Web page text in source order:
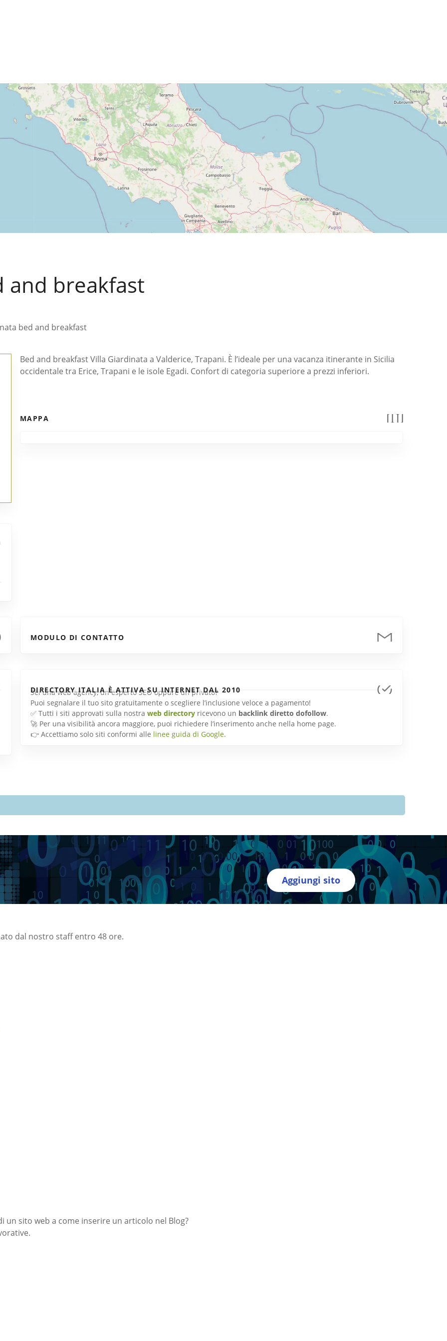
and breakfast
bed and breakfast
Bed and breakfast Villa Giardinata a Valderice, Trapani. È l’ideale per una vacanza itinerante in Sicilia
occidentale tra Erice, Trapani e le isole Egadi. Confort di categoria superiore a prezzi inferiori.
MAPPA
MODULO DI CONTATTO
DIRECTORY ITALIA È ATTIVA SU INTERNET DAL 2010
Sei una web agency, un esperto SEO oppure un privato?
Puoi segnalare il tuo sito gratuitamente o scegliere l’inclusione veloce a pagamento!
✅ Tutti i siti approvati sulla nostra web directoryricevono un backlink diretto dofollow.
🚀 Per una visibilità ancora maggiore, puoi richiedere l’inserimento anche nella home page.
👉 Accettiamo solo siti conformi alle linee guida di Google.
Aggiungi sito
dal nostro staff entro 48 ore.
un sito web a come inserire un articolo nel Blog?